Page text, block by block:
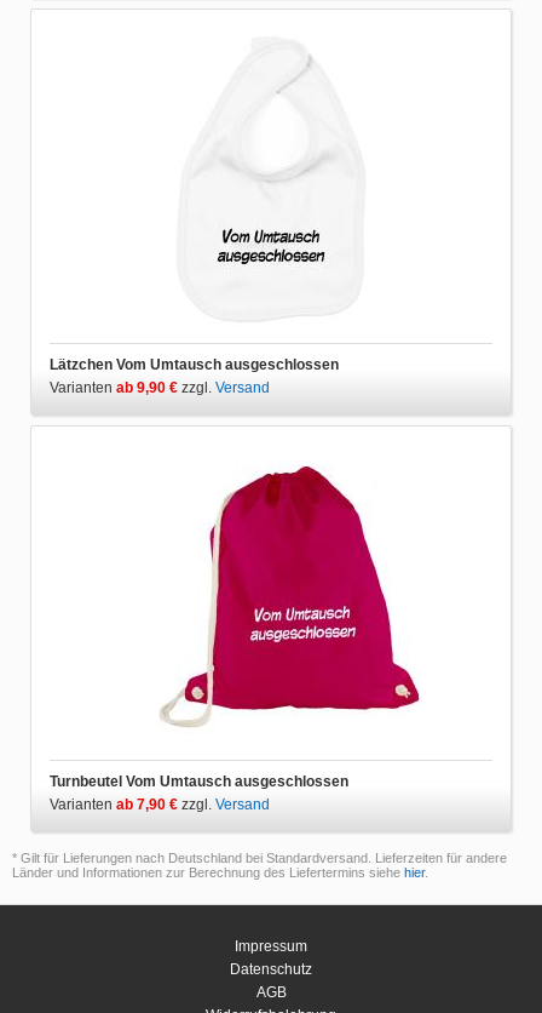
Lätzchen Vom Umtausch ausgeschlossen
Varianten ab 9,90 € zzgl. Versand
Turnbeutel Vom Umtausch ausgeschlossen
Varianten ab 7,90 € zzgl. Versand
* Gilt für Lieferungen nach Deutschland bei Standardversand. Lieferzeiten für andere
Länder und Informationen zur Berechnung des Liefertermins siehe hier.
Impressum
Datenschutz
AGB